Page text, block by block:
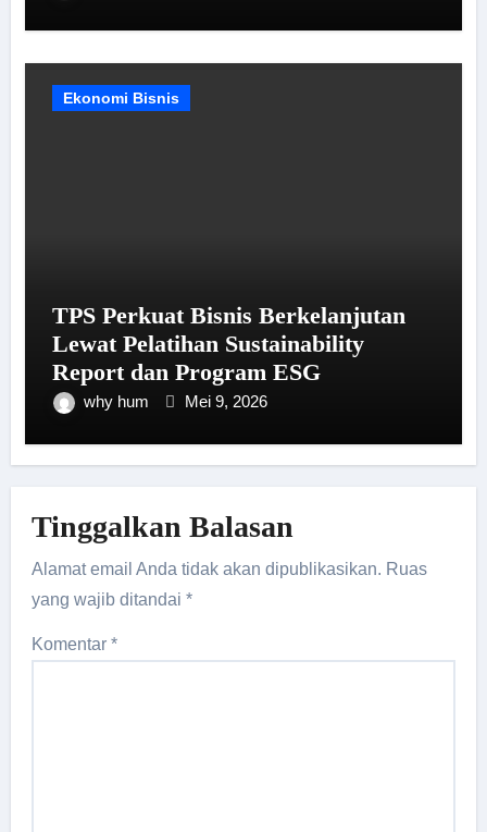
Ekonomi Bisnis
TPS Perkuat Bisnis Berkelanjutan
Lewat Pelatihan Sustainability
Report dan Program ESG
why hum Mei 9, 2026
Tinggalkan Balasan
Alamat email Anda tidak akan dipublikasikan. Ruas
yang wajib ditandai*
Komentar*